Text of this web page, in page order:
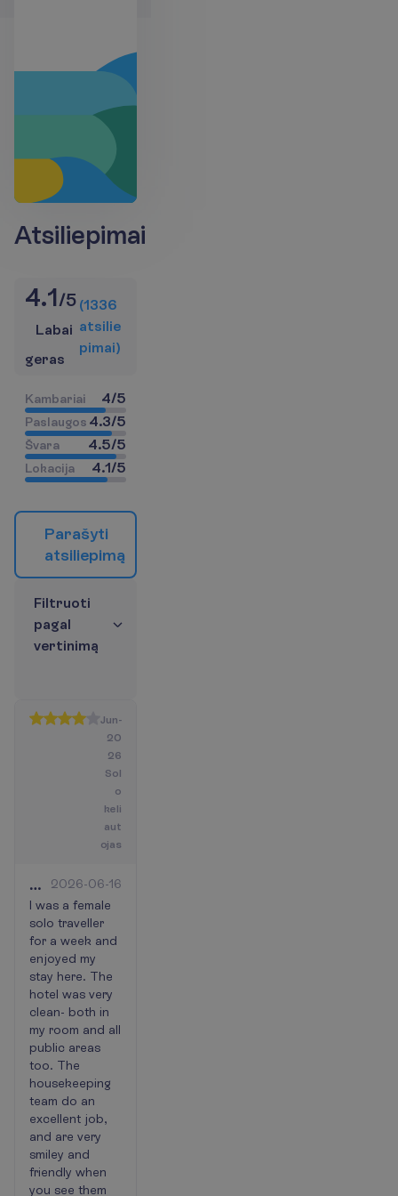
Atsiliepimai
4.1/5
Labai
geras
(1336
atsilie
pimai)
Kambariai 4/5
Paslaugos 4.3/5
Švara 4.5/5
L okacija 4.1/5
Parašyti
atsiliepimą
Filtruoti
pagal
vertinimą
Jun-
20
26
Sol
o
keli
aut
ojas
A
lovely
hotel,
in
good
location.
2026-06-16
I was a female
solo traveller
for a week and
enjoyed my
stay here. The
hotel was very
clean- both in
my room and all
public areas
too. The
housekeeping
team do an
excellent job,
and are very
smiley and
friendly when
you see them